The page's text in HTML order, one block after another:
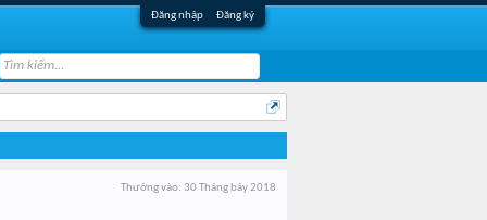
Đăng nhập Đăng ký
Thưởng vào: 30 Tháng bảy 2018